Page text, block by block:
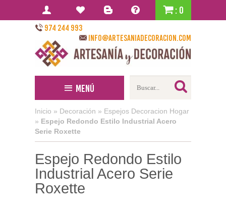
: 0
974 244 993
info@artesaniadecoracion.com
Menú
Inicio » Decoración » Espejos Decoracion Hogar
» Espejo Redondo Estilo Industrial Acero
Serie Roxette
Espejo Redondo Estilo
Industrial Acero Serie
Roxette